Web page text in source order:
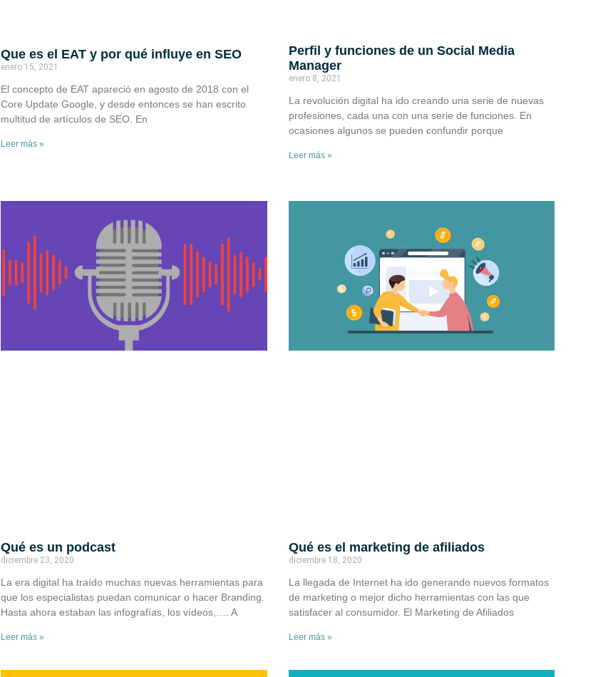
Que es el EAT y por qué influye en SEO
enero 15, 2021
El concepto de EAT apareció en agosto de 2018 con el
Core Update Google, y desde entonces se han escrito
multitud de artículos de SEO. En
Leer más »
Perfil y funciones de un Social Media
Manager
enero 8, 2021
La revolución digital ha ido creando una serie de nuevas
profesiones, cada una con una serie de funciones. En
ocasiones algunos se pueden confundir porque
Leer más »
Qué es un podcast
diciembre 23, 2020
La era digital ha traído muchas nuevas herramientas para
que los especialistas puedan comunicar o hacer Branding.
Hasta ahora estaban las infografías, los vídeos,…. A
Leer más »
Qué es el marketing de afiliados
diciembre 18, 2020
La llegada de Internet ha ido generando nuevos formatos
de marketing o mejor dicho herramientas con las que
satisfacer al consumidor. El Marketing de Afiliados
Leer más »